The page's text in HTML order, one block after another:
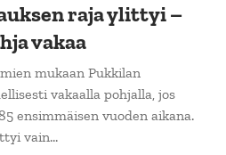
raja ylittyi –
vakaa
mukaan Pukkilan
vakaalla pohjalla, jos
ensimmäisen vuoden aikana.
vain...